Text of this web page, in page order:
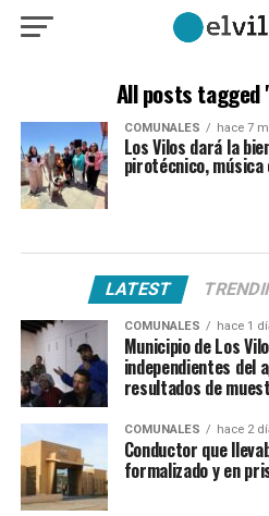
All posts
COMUNALES hace 7
Los Vilos dará la
pirotécnico,
LATEST
COMUNALES hace 1
Municipio de Los
independientes del
resultados de
COMUNALES hace 2
Conductor que
formalizado y en